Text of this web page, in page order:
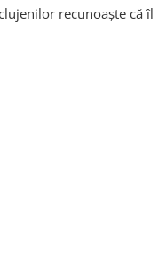
recunoaște că